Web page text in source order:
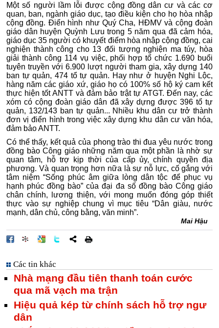
Một số người lầm lỗi được cộng đồng dân cư và các cơ
quan, ban, ngành giáo dục, tạo điều kiện cho họ hòa nhập
cộng đồng. Điển hình như Quý Cha, HĐMV và cộng đoàn
giáo dân huyện Quỳnh Lưu trong 5 năm qua đã cảm hóa,
giáo dục 35 người có khuyết điểm hòa nhập cộng đồng, cai
nghiện thành công cho 13 đối tượng nghiện ma túy, hòa
giải thành công 114 vụ việc, phối hợp tổ chức 1.690 buổi
tuyên truyền với 6.900 lượt người tham gia, xây dựng 140
ban tự quản, 474 tổ tự quản. Hay như ở huyện Nghi Lộc,
hàng năm các giáo xứ, giáo họ có 100% số hộ ký cam kết
thực hiện tốt ANTT và đảm bảo trật tự ATGT. Đến nay, các
xóm có cộng đoàn giáo dân đã xây dựng được 396 tổ tự
quản, 132/143 ban tự quản... Nhiều khu dân cư trở thành
đơn vị điển hình trong việc xây dựng khu dân cư văn hóa,
đảm bảo ANTT.
Có thể thấy, kết quả của phong trào thi đua yêu nước trong
đồng bào Công giáo những năm qua một phần là nhờ sự
quan tâm, hỗ trợ kịp thời của cấp ủy, chính quyền địa
phương. Và quan trọng hơn nữa là sự nỗ lực, cố gắng với
tâm niệm “Sống phúc âm giữa lòng dân tộc để phục vụ
hạnh phúc đồng bào” của đại đa số đồng bào Công giáo
chân chính, lương thiện, với mong muốn đóng góp thiết
thực vào sự nghiệp chung vì mục tiêu “Dân giàu, nước
mạnh, dân chủ, công bằng, văn minh”.
Mai Hậu
Các tin khác
Nhà mạng đầu tiên thanh toán cước
qua mã vạch ma trận
Hiệu quả kép từ chính sách hỗ trợ ngư
dân